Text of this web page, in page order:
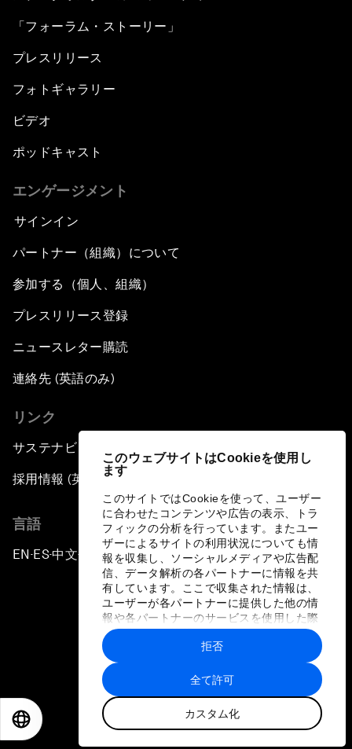
このウェブサイトはCookieを使用し
ます
このサイトではCookieを使って、ユーザー
に合わせたコンテンツや広告の表示、トラ
フィックの分析を行っています。またユー
ザーによるサイトの利用状況についても情
報を収集し、ソーシャルメディアや広告配
信、データ解析の各パートナーに情報を共
有しています。ここで収集された情報は、
ユーザーが各パートナーに提供した他の情
報や各パートナーのサービスを使用した際
に収集された情報と組み合わされ、各パー
トナーによって使用されることがありま
す。
全て許可
カスタム化
拒否
「フォーラム・ストーリー」
プレスリリース
フォトギャラリー
ビデオ
ポッドキャスト
エンゲージメント
サインイン
パートナー（組織）について
参加する（個人、組織）
プレスリリース登録
ニュースレター購読
連絡先 (英語のみ)
リンク
サステナビリティへの取り組み
採用情報 (英語のみ)
言語
EN ▪ES▪中文▪ 日本語
プライバシーポリシーと利用規約
サイトマップ
©
世界経済フォーラム